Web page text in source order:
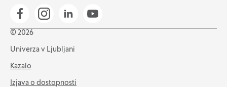
Pojdi na našo Facebook stran
Pojdi na našo Instagram stran
Pojdi na Linkedin stran
Pojdi na YouTube stran
© 2026
Univerza v Ljubljani
Kazalo
Izjava o dostopnosti